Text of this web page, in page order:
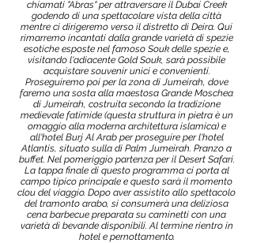
chiamati "Abras" per attraversare il Dubai Creek
godendo di una spettacolare vista della città
mentre ci dirigeremo verso il distretto di Deira. Qui
rimarremo incantati dalla grande varietà di spezie
esotiche esposte nel famoso Souk delle spezie e,
visitando l'adiacente Gold Souk, sarà possibile
acquistare souvenir unici e convenienti.
Proseguiremo poi per la zona di Jumeirah, dove
faremo una sosta alla maestosa Grande Moschea
di Jumeirah, costruita secondo la tradizione
medievale fatimide (questa struttura in pietra è un
omaggio alla moderna architettura islamica) e
all'hotel Burj Al Arab per proseguire per l'hotel
Atlantis, situato sulla di Palm Jumeirah. Pranzo a
buffet. Nel pomeriggio partenza per il Desert Safari.
La tappa finale di questo programma ci porta al
campo tipico principale e questo sarà il momento
clou del viaggio. Dopo aver assistito allo spettacolo
del tramonto arabo, si consumerà una deliziosa
cena barbecue preparata su caminetti con una
varietà di bevande disponibili. Al termine rientro in
hotel e pernottamento.